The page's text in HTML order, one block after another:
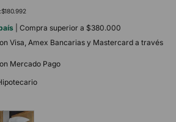
$180.992
| Compra superior a $380.000
Visa, Amex Bancarias y Mastercard a través
Mercado Pago
B